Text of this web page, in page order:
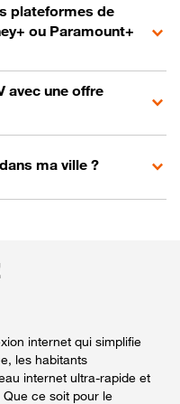
plateformes de
ou Paramount+
avec une offre
ma ville ?
internet qui simplifie
les habitants
internet ultra-rapide et
ce soit pour le